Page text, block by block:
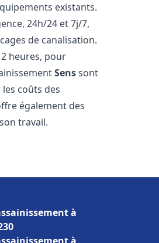
existants.
24h/24 et 7j/7,
de canalisation.
heures, pour
Senssont
coûts des
également des
travail.
à